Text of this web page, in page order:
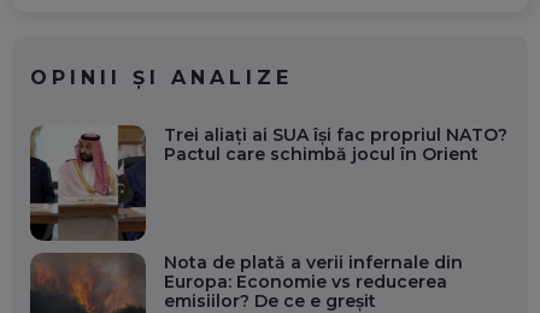
OPINII ȘI ANALIZE
Trei aliați ai SUA își fac propriul NATO?
Pactul care schimbă jocul în Orient
Nota de plată a verii infernale din
Europa: Economie vs reducerea
emisiilor? De ce e greșit